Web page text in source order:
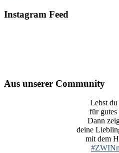
Instagram Feed
Aus unserer Community
Lebst du
für gutes
Dann
deine
mit dem